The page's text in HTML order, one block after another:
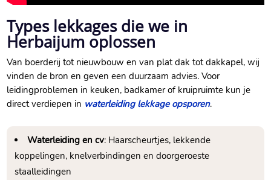
Types lekkages die we in
Herbaijum oplossen
Van boerderij tot nieuwbouw en van plat dak tot dakkapel, wij
vinden de bron en geven een duurzaam advies.​ Voor
leidingproblemen in keuken, badkamer of kruipruimte kun je
direct verdiepen in waterleiding lekkage opsporen.​
Waterleiding en cv: Haarscheurtjes, lekkende
koppelingen, knelverbindingen en doorgeroeste
staalleidingen